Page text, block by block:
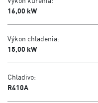
16,00 kW
Výkon chladenia:
15,00 kW
Chladivo:
R410A